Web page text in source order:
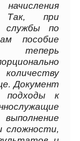
Так, при
службы по
пособие
теперь
Документ
подходы к
сложности,